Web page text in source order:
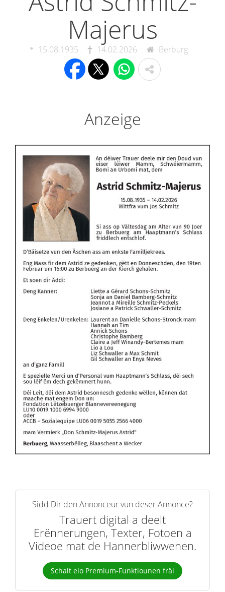
Majerus
15.08.1935 14.02.2026 Berburg
Anzeige
Sidd Dir den Annonceur vun dëser Annonce?
Trauert digital a deelt
Erënnerungen, Texter, Fotoen a
Videoe mat de Hannerbliwwenen.
Schalt elo Premium-Funktiounen fräi